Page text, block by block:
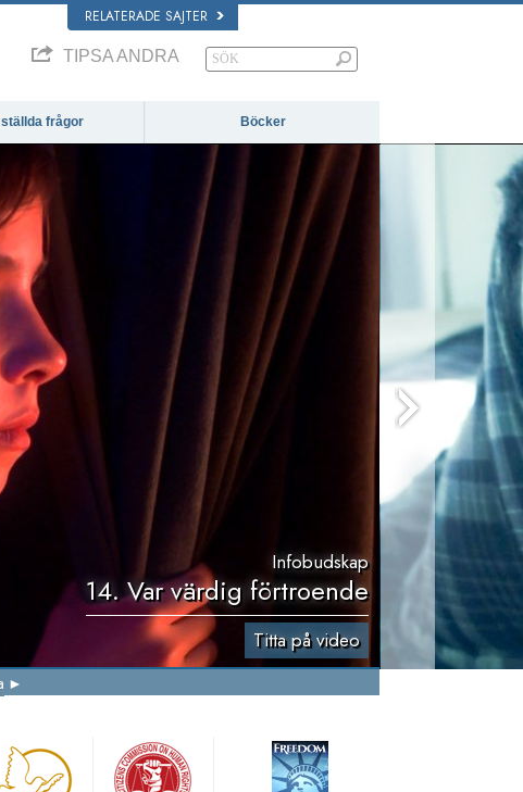
RELATERADE SAJTER
TIPSA ANDRA
frågor Böcker
Infobudskap
14. Var värdig förtroende
Titta på video